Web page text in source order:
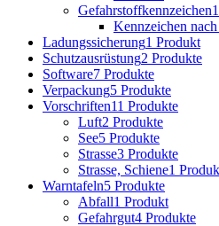
Gefahrstoffkennzeichen
Kennzeichen
Ladungssicherung1 Produkt
Schutzausrüstung2 Produkte
Software7 Produkte
Verpackung5 Produkte
Vorschriften11 Produkte
Luft2 Produkte
See5 Produkte
Strasse3 Produkte
Strasse, Schiene1
Warntafeln5 Produkte
Abfall1 Produkt
Gefahrgut4 Produkte